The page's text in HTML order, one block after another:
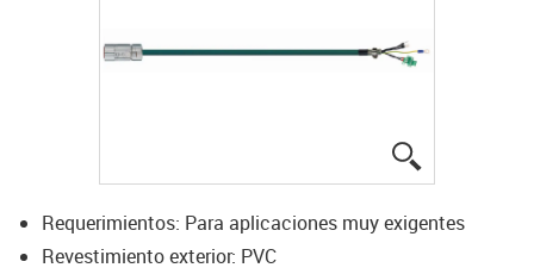
Requerimientos: Para aplicaciones muy exigentes
Revestimiento exterior: PVC